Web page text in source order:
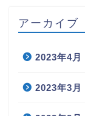
アーカイブ
2023年4月
2023年3月